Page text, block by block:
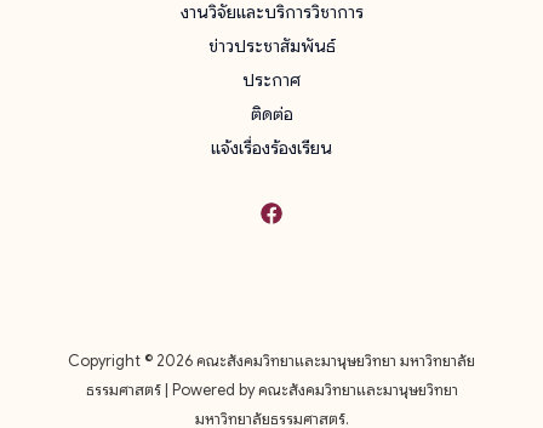
งานวิจัยและบริการวิชาการ
ข่าวประชาสัมพันธ์
ประกาศ
ติดต่อ
แจ้งเรื่องร้องเรียน
Copyright © 2026 คณะสังคมวิทยาและมานุษยวิทยา มหาวิทยาลัย
ธรรมศาสตร์ | Powered by คณะสังคมวิทยาและมานุษยวิทยา
มหาวิทยาลัยธรรมศาสตร์.